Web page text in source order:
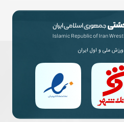
ورزش ملی و اول ایران